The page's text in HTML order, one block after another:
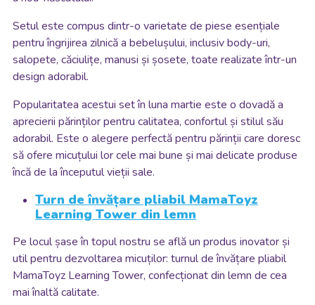
Setul este compus dintr-o varietate de piese esențiale
pentru îngrijirea zilnică a bebelușului, inclusiv body-uri,
salopete, căciulițe, manusi și șosete, toate realizate într-un
design adorabil.
Popularitatea acestui set în luna martie este o dovadă a
aprecierii părinților pentru calitatea, confortul și stilul său
adorabil. Este o alegere perfectă pentru părinții care doresc
să ofere micuțului lor cele mai bune și mai delicate produse
încă de la începutul vieții sale.
Turn de învățare pliabil MamaToyz
Learning Tower din lemn
Pe locul șase în topul nostru se află un produs inovator și
util pentru dezvoltarea micuților: turnul de învățare pliabil
MamaToyz Learning Tower, confecționat din lemn de cea
mai înaltă calitate.